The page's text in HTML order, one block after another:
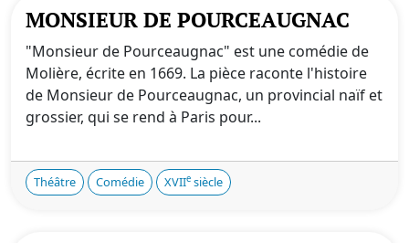
MONSIEUR DE POURCEAUGNAC
"Monsieur de Pourceaugnac" est une comédie de
Molière, écrite en 1669. La pièce raconte l'histoire
de Monsieur de Pourceaugnac, un provincial naïf et
grossier, qui se rend à Paris pour...
Théâtre Comédie XVIIe siècle